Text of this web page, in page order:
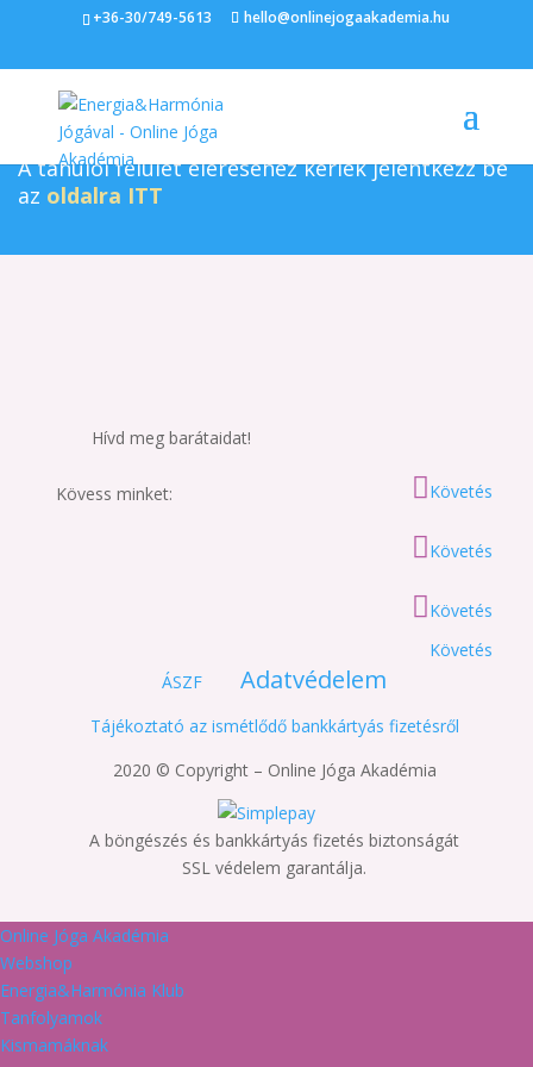
+36-30/749-5613 hello@onlinejogaakademia.hu
Ez a tartalom csak az Online Jóga Akadémia
ügyfeleinek érhető el.
A tanulói felület eléréséhez kérlek jelentkezz be
az oldalra ITT
Hívd meg barátaidat!
Kövess minket: Követés
Követés
Követés
Követés
ÁSZF
Adatvédelem
Tájékoztató az ismétlődő bankkártyás fizetésről
2020 © Copyright – Online Jóga Akadémia
A böngészés és bankkártyás fizetés biztonságát
SSL védelem garantálja.
Online Jóga Akadémia
Webshop
Energia&Harmónia Klub
Tanfolyamok
Kismamáknak